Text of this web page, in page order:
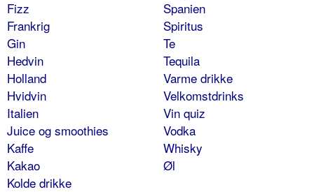
Fizz
Frankrig
Gin
Hedvin
Holland
Hvidvin
Italien
Juice og smoothies
Kaffe
Kakao
Kolde drikke
Spanien
Spiritus
Te
Tequila
Varme drikke
Velkomstdrinks
Vin quiz
Vodka
Whisky
Øl